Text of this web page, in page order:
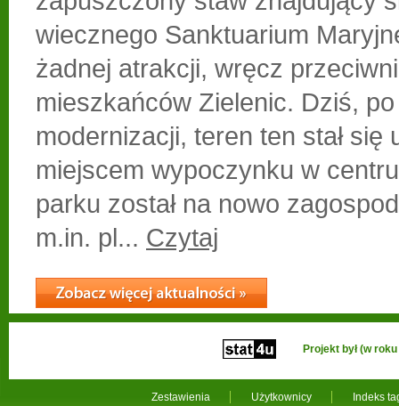
wiecznego Sanktuarium
żadnej atrakcji, wręcz
mieszkańców Zielenic. Dziś,
modernizacji, teren ten stał się
miejscem wypoczynku w
parku został na nowo
m.in. pl... Czytaj
Zestawienia Użytkownicy Indeks
Projekt był (w